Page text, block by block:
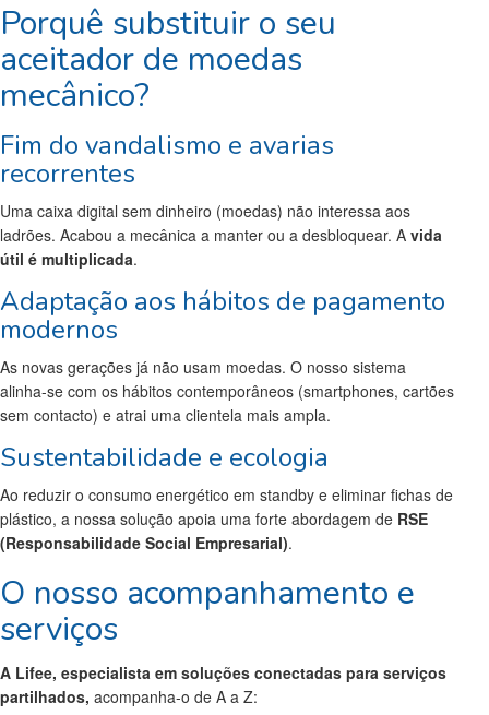
Porquê substituir o seu
aceitador de moedas
mecânico?
Fim do vandalismo e avarias
recorrentes
Uma caixa digital sem dinheiro (moedas) não interessa aos
ladrões. Acabou a mecânica a manter ou a desbloquear. A vida
útil é multiplicada.
Adaptação aos hábitos de pagamento
modernos
As novas gerações já não usam moedas. O nosso sistema
alinha-se com os hábitos contemporâneos (smartphones, cartões
sem contacto) e atrai uma clientela mais ampla.
Sustentabilidade e ecologia
Ao reduzir o consumo energético em standby e eliminar fichas de
plástico, a nossa solução apoia uma forte abordagem de RSE
(Responsabilidade Social Empresarial).
O nosso acompanhamento e
serviços
A Lifee, especialista em soluções conectadas para serviços
partilhados, acompanha-o de A a Z: